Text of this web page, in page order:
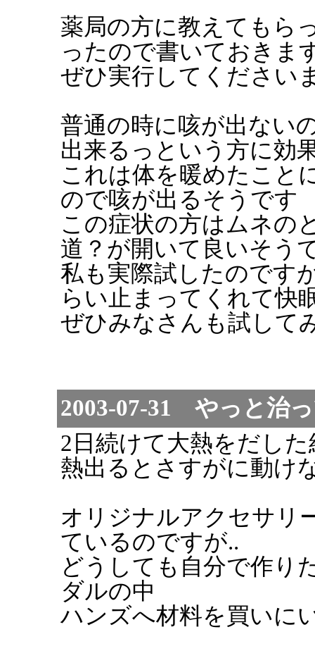
薬局の方に教えてもら
ったので書いておきま
ぜひ実行してください
普通の時に咳が出ない
出来るっという方に効
これは体を暖めたこと
ので咳が出るそうです
この症状の方はムネの
道？が開いて良いそう
私も実際試したのです
らい止まってくれて快
ぜひみなさんも試して
2003-07-31 やっと治
2日続けて大熱をだし
熱出るとさすがに動け
オリジナルアクセサリ
ているのですが..
どうしても自分で作り
ダルの中
ハンズへ材料を買いに